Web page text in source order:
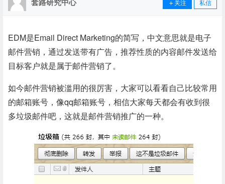
关注 私信
EDM是Email Direct Marketing的简写，中文意思就是电子
邮件营销，通过发送带有广告，推荐性质的内容邮件发送给
目标客户就是属于邮件营销了。
如今邮件营销被滥用的很厉害，大家可以看看自己比较常用
的邮箱账号，像qq邮箱账号，相信大家每天都会有收到很
多垃圾邮件吧，这就是邮件营销推广的一种。